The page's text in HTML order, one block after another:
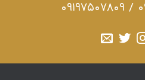
/
09197507809